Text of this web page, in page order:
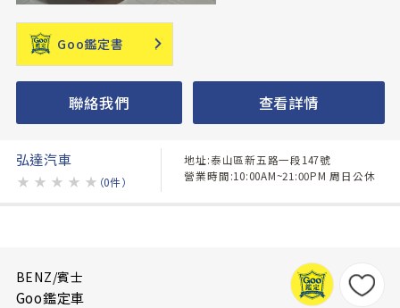
Goo鑑定書
聯絡我們 查看詳情
弘達汽車
★ ★ ★ ★ ★ （0件）
地址:泰山區新五路一段147號
營業時間:10:00AM~21:00PM 周日公休
BENZ/賓士
Goo鑑定車